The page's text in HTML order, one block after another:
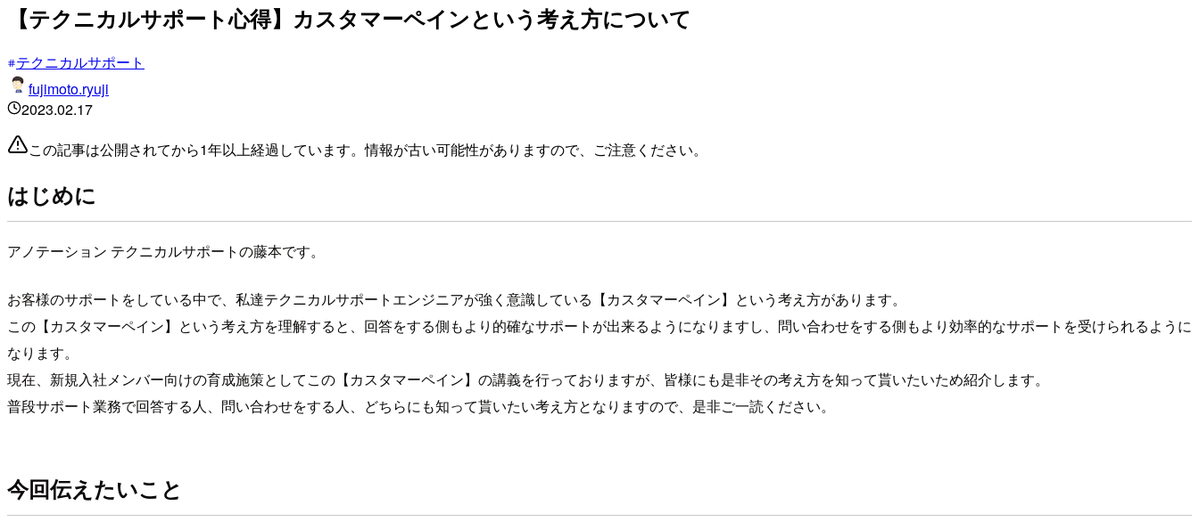
【テクニカルサポート心得】カスタマーペインという考え方について
テクニカルサポート
fujimoto.ryuji
2023.02.17
この記事は公開されてから1年以上経過しています。情報が古い可能性がありますので、ご注意ください。
はじめに
アノテーション テクニカルサポートの藤本です。
お客様のサポートをしている中で、私達テクニカルサポートエンジニアが強く意識している【カスタマーペイン】という考え方があります。
この【カスタマーペイン】という考え方を理解すると、回答をする側もより的確なサポートが出来るようになりますし、問い合わせをする側もより効率的なサポートを受けられるように
なります。
現在、新規入社メンバー向けの育成施策としてこの【カスタマーペイン】の講義を行っておりますが、皆様にも是非その考え方を知って貰いたいため紹介します。
普段サポート業務で回答する人、問い合わせをする人、どちらにも知って貰いたい考え方となりますので、是非ご一読ください。
今回伝えたいこと